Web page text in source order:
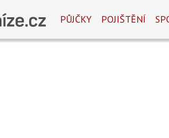
PŮJČKY POJIŠTĚNÍ